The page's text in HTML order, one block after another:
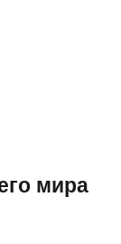
мира